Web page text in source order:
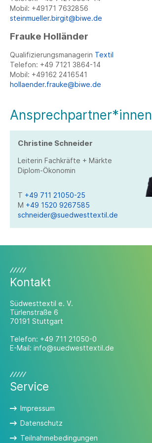
Mobil: +49171 7632856
steinmueller.birgit@biwe.de
Frauke Holländer
Qualifizierungsmanagerin Textil
Telefon: +49 7121 3864-14
Mobil: +49162 2416541
hollaender.frauke@biwe.de
Ansprechpartner*innen
Christine Schneider
Leiterin Fachkräfte + Märkte
Diplom-Ökonomin
T +49 711 21050-25
M +49 1520 9267585
schneider@suedwesttextil.de
Kontakt
Südwesttextil e. V.
Türlenstraße 6
70191 Stuttgart
Telefon: +49 711 21050-0
E-Mail: info@suedwesttextil.de
Service
Impressum
Datenschutz
Teilnahmebedingungen